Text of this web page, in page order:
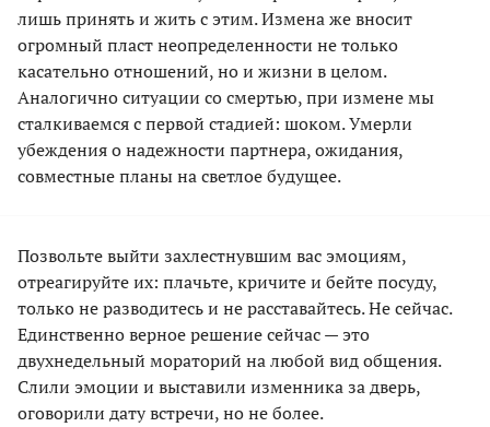
лишь принять и жить с этим. Измена же вносит
огромный пласт неопределенности не только
касательно отношений, но и жизни в целом.
Аналогично ситуации со смертью, при измене мы
сталкиваемся с первой стадией: шоком. Умерли
убеждения о надежности партнера, ожидания,
совместные планы на светлое будущее.
Позвольте выйти захлестнувшим вас эмоциям,
отреагируйте их: плачьте, кричите и бейте посуду,
только не разводитесь и не расставайтесь. Не сейчас.
Единственно верное решение сейчас — это
двухнедельный мораторий на любой вид общения.
Слили эмоции и выставили изменника за дверь,
оговорили дату встречи, но не более.